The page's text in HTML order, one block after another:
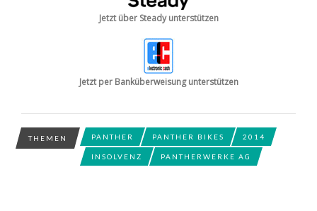
Jetzt über Steady unterstützen
Jetzt per Banküberweisung unterstützen
THEMEN PANTHER PANTHER BIKES 2014
INSOLVENZ PANTHERWERKE AG